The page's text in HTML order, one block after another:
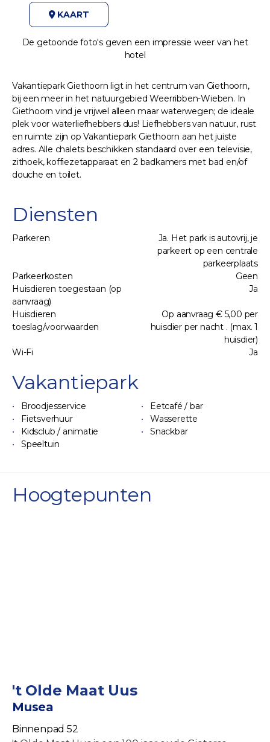
KAART
De getoonde foto's geven een impressie weer van het
hotel
Vakantiepark Giethoorn ligt in het centrum van Giethoorn,
bij een meer in het natuurgebied Weerribben-Wieben. In
Giethoorn vind je vrijwel alleen maar waterwegen; de ideale
plek voor waterliefhebbers dus! Liefhebbers van natuur, rust
en ruimte zijn op Vakantiepark Giethoorn aan het juiste
adres. Alle chalets beschikken standaard over een televisie,
zithoek, koffiezetapparaat en 2 badkamers met bad en/of
douche en toilet.
Diensten
Parkeren
Ja. Het park is autovrij, je
parkeert op een centrale
parkeerplaats
Parkeerkosten
Geen
Huisdieren toegestaan (op
aanvraag)
Ja
Huisdieren
toeslag/voorwaarden
Op aanvraag € 5,00 per
huisdier per nacht . (max. 1
huisdier)
Wi-Fi
Ja
Vakantiepark
Broodjesservice
Eetcafé / bar
Fietsverhuur
Wasserette
Kidsclub / animatie
Snackbar
Speeltuin
Hoogtepunten
't Olde Maat Uus
Musea
Binnenpad 52